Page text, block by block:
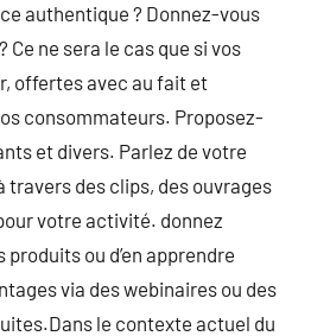
authentique ? Donnez-vous
ne sera le cas que si vos
offertes avec au fait et
consommateurs. Proposez-
et divers. Parlez de votre
travers des clips, des ouvrages
votre activité. donnez
produits ou d’en apprendre
via des webinaires ou des
le contexte actuel du